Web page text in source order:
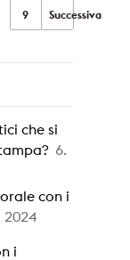
9 Successiva
che si
6.
con i
2024
i